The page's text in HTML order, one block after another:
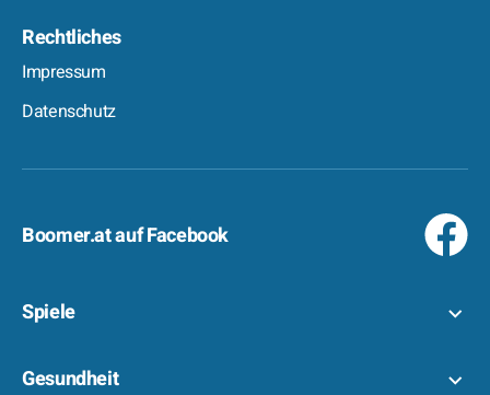
Rechtliches
Impressum
Datenschutz
Boomer.at auf Facebook
Spiele
Gesundheit